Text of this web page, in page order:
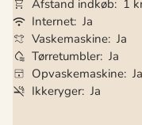
Afstand indkøb
1
Internet Ja
Vaskemaskine Ja
Tørretumbler Ja
Opvaskemaskine Ja
Ikkeryger Ja